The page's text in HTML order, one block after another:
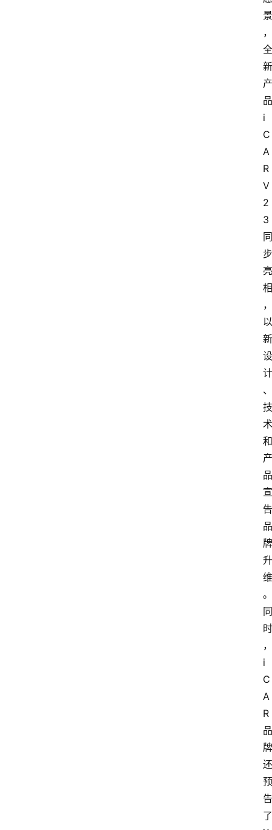
景
，
全
新
产
品
i
C
A
R
V
2
3
同
步
亮
相
，
以
新
设
计
、
技
术
和
产
品
宣
告
品
牌
升
维
。
同
时
，
i
C
A
R
品
牌
还
预
告
了